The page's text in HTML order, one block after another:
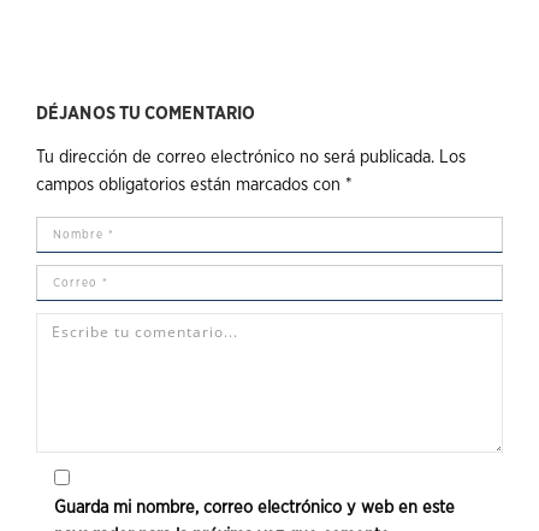
DÉJANOS TU COMENTARIO
Tu dirección de correo electrónico no será publicada. Los
campos obligatorios están marcados con *
Guarda mi nombre, correo electrónico y web en este